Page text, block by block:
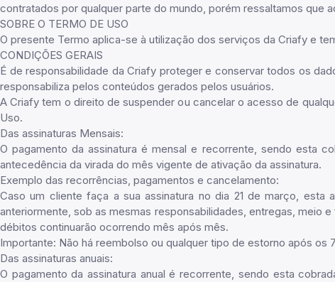
contratados por qualquer parte do mundo, porém ressaltamos
SOBRE O TERMO DE USO
O presente Termo aplica-se à utilização dos serviços da Criafy e
CONDIÇÕES GERAIS
É de responsabilidade da Criafy proteger e conservar todos os
responsabiliza pelos conteúdos gerados pelos usuários.
A Criafy tem o direito de suspender ou cancelar o acesso de
Uso.
Das assinaturas Mensais:
O pagamento da assinatura é mensal e recorrente, sendo esta
antecedência da virada do mês vigente de ativação da assinatura.
Exemplo das recorrências, pagamentos e cancelamento:
Caso um cliente faça a sua assinatura no dia 21 de março, esta
anteriormente, sob as mesmas responsabilidades, entregas, meio
débitos continuarão ocorrendo mês após mês.
Importante: Não há reembolso ou qualquer tipo de estorno após os
Das assinaturas anuais:
O pagamento da assinatura anual é recorrente, sendo esta